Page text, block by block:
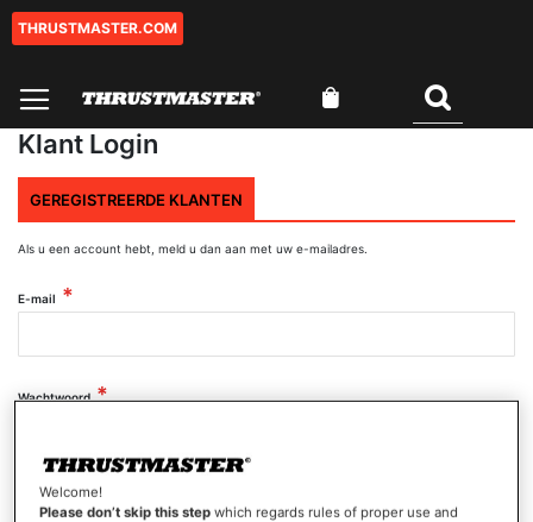
Ga
inhoud
THRUSTMASTER.COM
Klant Login
GEREGISTREERDE KLANTEN
Als u een account hebt, meld u dan aan met uw e-mailadres.
E-mail
Wachtwoord
Wachtwoord tonen
Welcome!
Please don’t skip this step which regards rules of proper use and